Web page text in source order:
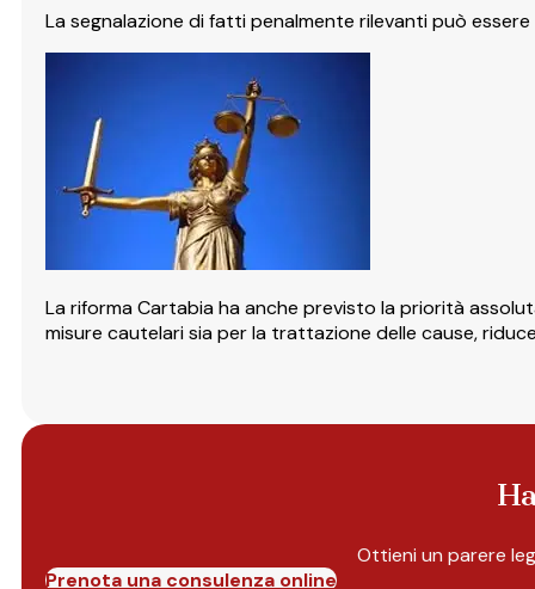
La segnalazione di fatti penalmente rilevanti può
La riforma Cartabia ha anche previsto la priorità
misure cautelari sia per la trattazione delle cause,
Ottieni un parere
Prenota una consulenza online